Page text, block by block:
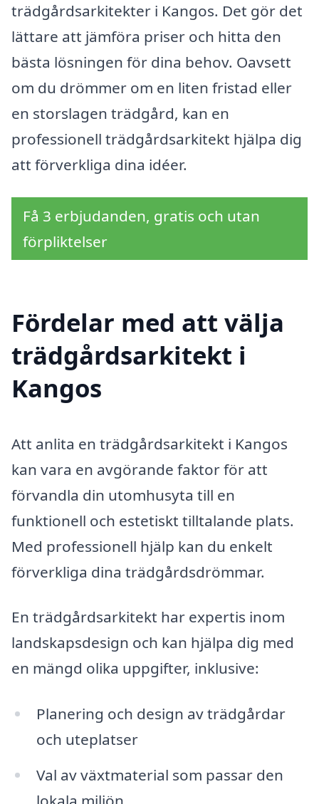
trädgårdsarkitekter i Kangos. Det gör det
lättare att jämföra priser och hitta den
bästa lösningen för dina behov. Oavsett
om du drömmer om en liten fristad eller
en storslagen trädgård, kan en
professionell trädgårdsarkitekt hjälpa dig
att förverkliga dina idéer.
Få 3 erbjudanden, gratis och utan
förpliktelser
Fördelar med att välja
trädgårdsarkitekt i
Kangos
Att anlita en trädgårdsarkitekt i Kangos
kan vara en avgörande faktor för att
förvandla din utomhusyta till en
funktionell och estetiskt tilltalande plats.
Med professionell hjälp kan du enkelt
förverkliga dina trädgårdsdrömmar.
En trädgårdsarkitekt har expertis inom
landskapsdesign och kan hjälpa dig med
en mängd olika uppgifter, inklusive:
Planering och design av trädgårdar
och uteplatser
Val av växtmaterial som passar den